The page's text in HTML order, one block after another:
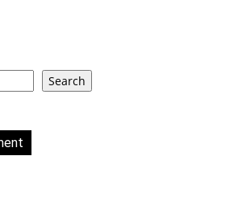
Search